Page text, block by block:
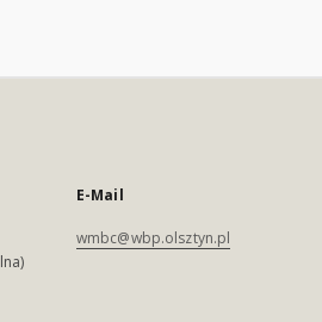
E-Mail
wmbc@wbp.olsztyn.pl